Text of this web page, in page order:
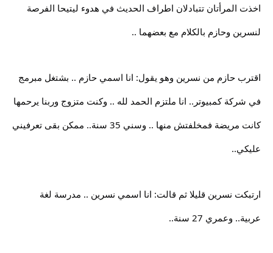
اخذت المرأتان تتبادلان اطراف الحديث في هدوء ليتيحا الفرصة
لنسرين وحازم بالكلام مع بعضهما ..
اقترب حازم من نسرين وهو يقول: انا اسمي حازم .. بشتغل مبرمج
في شركة كمبيوتر.. انا ملتزم الحمد لله .. وكنت متزوج وربنا يرحمها
كانت مريضة فمخلفتش منها .. وسني 35 سنة.. ممكن بقى تعرفيني
عليكي..
ارتبكت نسرين قليلا ثم قالت: انا اسمي نسرين .. مدرسة لغة
عربية.. وعمري 27 سنة..